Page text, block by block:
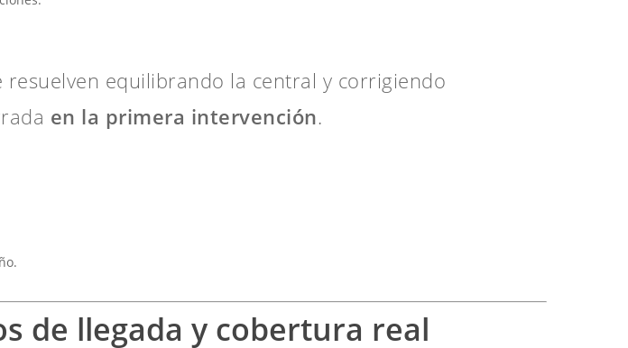
equilibrando la central y corrigiendo
en la primera intervención.
de llegada y cobertura real